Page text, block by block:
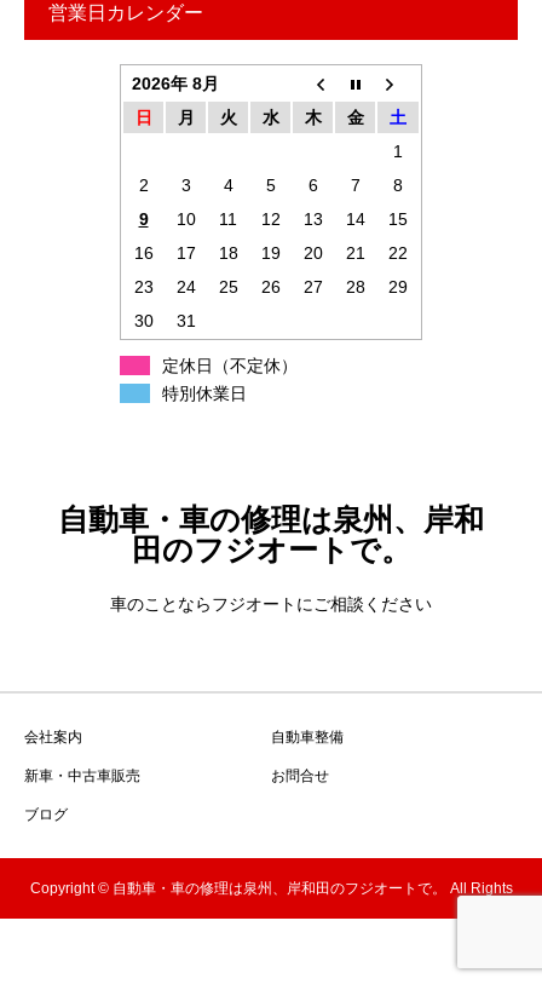
営業日カレンダー
2026年 8月
日
月 火 水 木 金
土
1
2
3 4 5 6 7
8
9
10 11 12 13 14
15
16
17 18 19 20 21
22
23
24 25 26 27 28
29
30
31
定休日（不定休）
特別休業日
自動車・車の修理は泉州、岸和
田のフジオートで。
車のことならフジオートにご相談ください
会社案内 自動車整備
新車・中古車販売 お問合せ
ブログ
Copyright © 自動車・車の修理は泉州、岸和田のフジオートで。 All Rights